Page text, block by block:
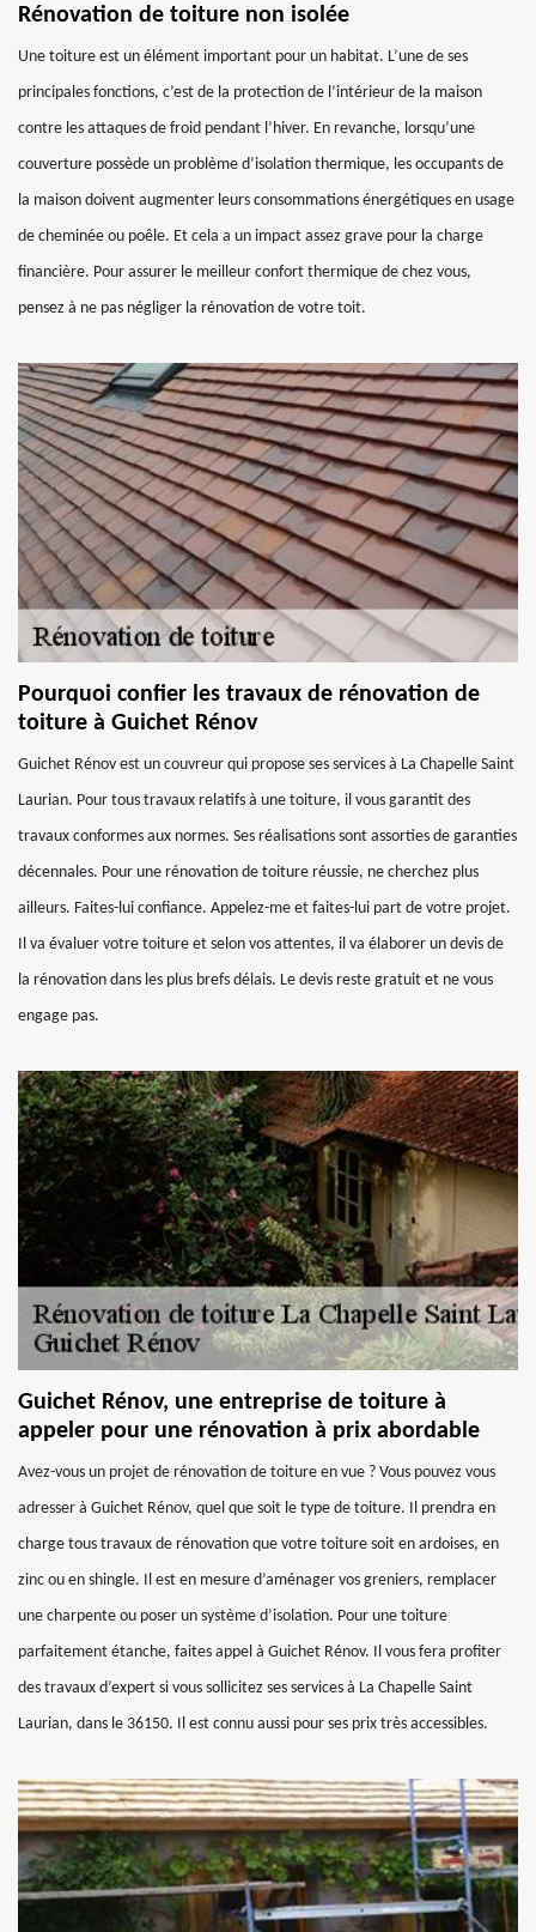
Rénovation de toiture non isolée
Une toiture est un élément important pour un habitat. L’une de ses
principales fonctions, c’est de la protection de l’intérieur de la maison
contre les attaques de froid pendant l’hiver. En revanche, lorsqu’une
couverture possède un problème d’isolation thermique, les occupants de
la maison doivent augmenter leurs consommations énergétiques en usage
de cheminée ou poêle. Et cela a un impact assez grave pour la charge
financière. Pour assurer le meilleur confort thermique de chez vous,
pensez à ne pas négliger la rénovation de votre toit.
Pourquoi confier les travaux de rénovation de
toiture à Guichet Rénov
Guichet Rénov est un couvreur qui propose ses services à La Chapelle Saint
Laurian. Pour tous travaux relatifs à une toiture, il vous garantit des
travaux conformes aux normes. Ses réalisations sont assorties de garanties
décennales. Pour une rénovation de toiture réussie, ne cherchez plus
ailleurs. Faites-lui confiance. Appelez-me et faites-lui part de votre projet.
Il va évaluer votre toiture et selon vos attentes, il va élaborer un devis de
la rénovation dans les plus brefs délais. Le devis reste gratuit et ne vous
engage pas.
Guichet Rénov, une entreprise de toiture à
appeler pour une rénovation à prix abordable
Avez-vous un projet de rénovation de toiture en vue ? Vous pouvez vous
adresser à Guichet Rénov, quel que soit le type de toiture. Il prendra en
charge tous travaux de rénovation que votre toiture soit en ardoises, en
zinc ou en shingle. Il est en mesure d’aménager vos greniers, remplacer
une charpente ou poser un système d’isolation. Pour une toiture
parfaitement étanche, faites appel à Guichet Rénov. Il vous fera profiter
des travaux d’expert si vous sollicitez ses services à La Chapelle Saint
Laurian, dans le 36150. Il est connu aussi pour ses prix très accessibles.